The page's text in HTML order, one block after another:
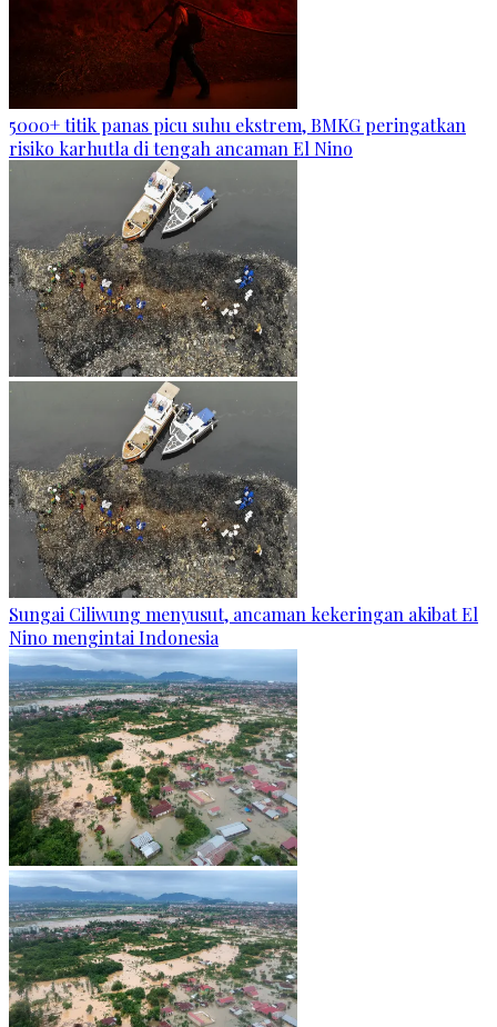
5000+ titik panas picu suhu ekstrem, BMKG peringatkan
risiko karhutla di tengah ancaman El Nino
Sungai Ciliwung menyusut, ancaman kekeringan akibat El
Nino mengintai Indonesia